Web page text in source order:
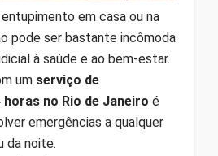
em casa ou na
pode ser bastante incômoda
à saúde e ao bem-estar.
um serviço de
no Rio de Janeiro é
emergências a qualquer
da noite.